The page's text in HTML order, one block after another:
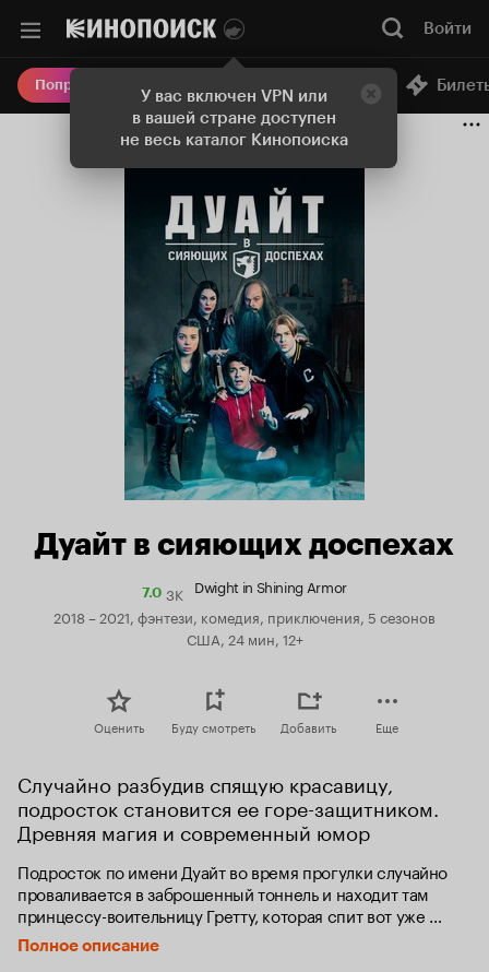
У вас включен VPN или
в вашей стране доступен
не весь каталог Кинопоиска
Войти
Попробовать Плюс Онлайн-кинотеатр
Дуайт в сияющих доспехах
7.0Рейтинг
3K Dwight in Shining Armor
2018 – 2021, фэнтези, комедия, приключения, 5 сезонов
США, 24 мин, 12+
Оценить Буду смотреть Добавить Еще
Случайно разбудив спящую красавицу,
подросток становится ее горе-защитником.
Древняя магия и современный юмор
Подросток по имени Дуайт во время прогулки случайно
проваливается в заброшенный тоннель и находит там
принцессу-воительницу Гретту, которая спит вот уже
тысячу лет. Появление молодого человека разрушает
магические чары, и Гретта пробуждается. Вскоре вслед за
Полное описание